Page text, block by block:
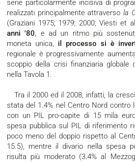
serie particolarmente incisiva di
realizzati principalmente attraversola
(Graziani 1975; 1979; 2000; Viesti et
anni '80, e ad un ritmo più
moneta unica, il processo si è
regionale è progressivamente
scoppio della crisi finanziaria globale
nella Tavola 1.
Tra il 2000 ed il 2008, infatti, la crescita media del PIL reale è
stata del 1.4% nel Centro Nord contro
con un PIL pro-capite di 15 mila
spesa pubblica sul PIL di riferimento
poco meno del doppio rispetto al
15.5), mentre il divario nella spesa
risulta più moderato (3.4% al